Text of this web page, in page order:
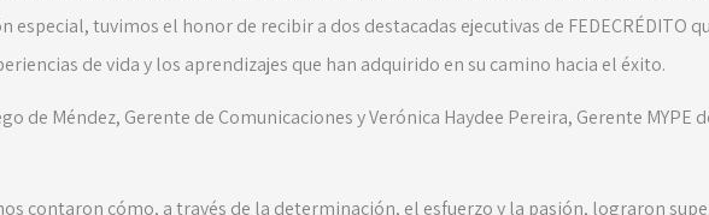
especial, tuvimos el honor de recibir a dos destacadas ejecutivas de FEDECRÉDITO
de vida y los aprendizajes que han adquirido en su camino hacia el éxito.
de Méndez, Gerente de Comunicaciones y Verónica Haydee Pereira, Gerente MYPE
contaron cómo, a través de la determinación, el esfuerzo y la pasión, lograron